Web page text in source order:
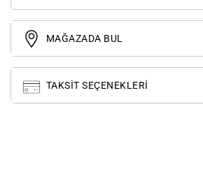
MAĞAZADA BUL
TAKSIT SEÇENEKLERI